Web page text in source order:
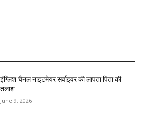
इंग्लिश चैनल नाइटमेयर सर्वाइवर की लापता पिता की
तलाश
June 9, 2026